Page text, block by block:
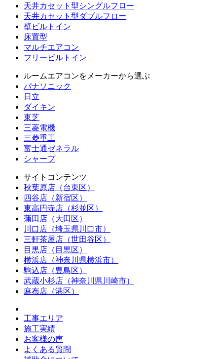
天井カセット型シングルフロー
天井カセット型ダブルフロー
壁ビルトイン
床置型
マルチエアコン
フリービルトイン
ルームエアコンをメーカーから選ぶ
パナソニック
日立
ダイキン
東芝
三菱電機
三菱重工
富士通ゼネラル
シャープ
サイトコンテンツ
秋葉原店（台東区）
四谷店（新宿区）
東高円寺店（杉並区）
蒲田店（大田区）
川口店（埼玉県川口市）
三軒茶屋店（世田谷区）
目黒店（目黒区）
横浜店（神奈川県横浜市）
駒込店（豊島区）
武蔵小杉店（神奈川県川崎市）
麻布店（港区）
工事エリア
施工実績
お客様の声
よくある質問